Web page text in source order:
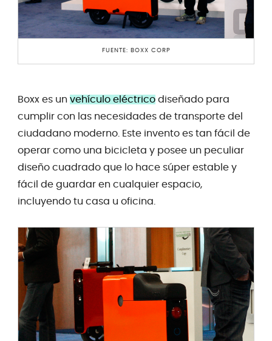
FUENTE: BOXX CORP
Boxx es un vehículo eléctrico diseñado para
cumplir con las necesidades de transporte del
ciudadano moderno. Este invento es tan fácil de
operar como una bicicleta y posee un peculiar
diseño cuadrado que lo hace súper estable y
fácil de guardar en cualquier espacio,
incluyendo tu casa u oficina.